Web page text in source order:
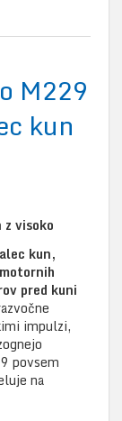
M229
kun
visoko
kun,
pred kuni
impulzi,
povsem
na